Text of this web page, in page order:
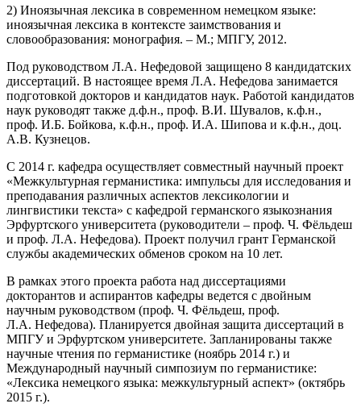
2) Иноязычная лексика в современном немецком языке:
иноязычная лексика в контексте заимствования и
словообразования: монография. – М.; МПГУ, 2012.
Под руководством Л.А. Нефедовой защищено 8 кандидатских
диссертаций. В настоящее время Л.А. Нефедова занимается
подготовкой докторов и кандидатов наук. Работой кандидатов
наук руководят также д.ф.н., проф. В.И. Шувалов, к.ф.н.,
проф. И.Б. Бойкова, к.ф.н., проф. И.А. Шипова и к.ф.н., доц.
А.В. Кузнецов.
С 2014 г. кафедра осуществляет совместный научный проект
«Межкультурная германистика: импульсы для исследования и
преподавания различных аспектов лексикологии и
лингвистики текста» с кафедрой германского языкознания
Эрфуртского университета (руководители – проф. Ч. Фёльдеш
и проф. Л.А. Нефедова). Проект получил грант Германской
службы академических обменов сроком на 10 лет.
В рамках этого проекта работа над диссертациями
докторантов и аспирантов кафедры ведется с двойным
научным руководством (проф. Ч. Фёльдеш, проф.
Л.А. Нефедова). Планируется двойная защита диссертаций в
МПГУ и Эрфуртском университете. Запланированы также
научные чтения по германистике (ноябрь 2014 г.) и
Международный научный симпозиум по германистике:
«Лексика немецкого языка: межкультурный аспект» (октябрь
2015 г.).